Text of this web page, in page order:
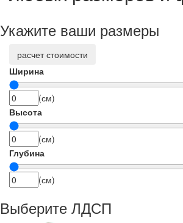
Укажите ваши размеры
расчет стоимости
Ширина
(см)
Высота
(см)
Глубина
(см)
Выберите ЛДСП